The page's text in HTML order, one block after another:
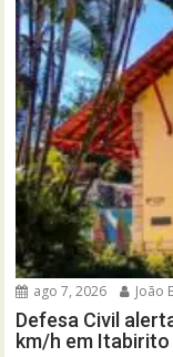
ago 7, 2026 João
Defesa Civil
km/h em Itabirito